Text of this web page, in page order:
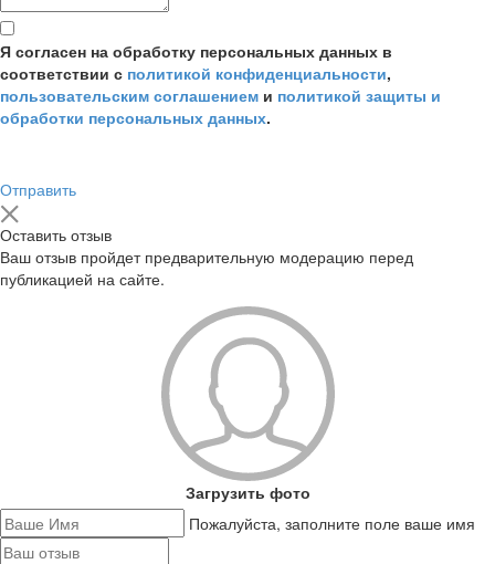
Я согласен на обработку персональных данных в
соответствии с политикой конфиденциальности,
пользовательским соглашением и политикой защиты и
обработки персональных данных.
Отправить
Оставить отзыв
Ваш отзыв пройдет предварительную модерацию перед
публикацией на сайте.
Загрузить фото
Пожалуйста, заполните поле ваше имя